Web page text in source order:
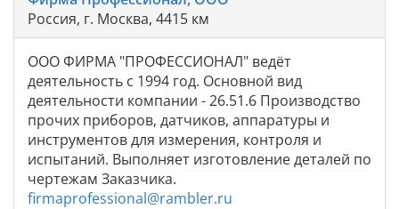
Россия, г. Москва, 4415 км
ООО ФИРМА "ПРОФЕССИОНАЛ" ведёт
деятельность с 1994 год. Основной вид
деятельности компании - 26.51.6 Производство
прочих приборов, датчиков, аппаратуры и
инструментов для измерения, контроля и
испытаний. Выполняет изготовление деталей по
чертежам Заказчика.
firmaprofessional@rambler.ru